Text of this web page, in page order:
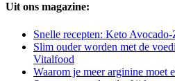
Uit ons magazine:
Snelle recepten: Keto Avocado-
Slim ouder worden met de
Vitalfood
Waarom je meer arginine moet